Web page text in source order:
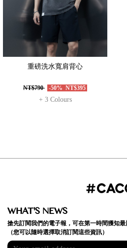
重磅洗水寬肩背心
NT$790 -50% NT$395
+ 3 Colours
WHAT'S NEWS
搶先訂閱我們的電子報，可在第一時間獲知最
（您可以隨時選擇取消訂閱這些資訊）